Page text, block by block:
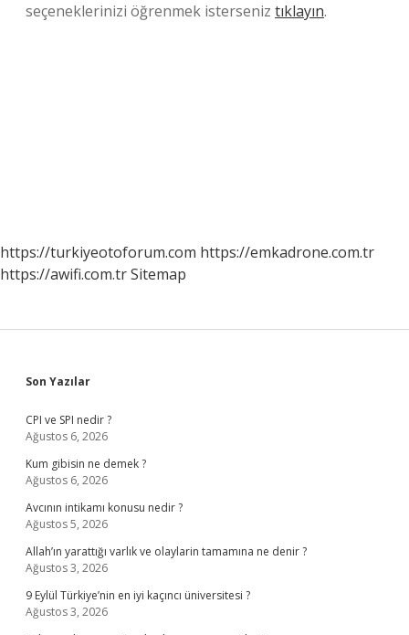
seçeneklerinizi öğrenmek isterseniz tıklayın.
https://turkiyeotoforum.com https://emkadrone.com.tr
https://awifi.com.trSitemap
Sidebar
Son Yazılar
CPI ve SPI nedir ?
Ağustos 6, 2026
Kum gibisin ne demek ?
Ağustos 6, 2026
Avcının intikamı konusu nedir ?
Ağustos 5, 2026
Allah’ın yarattığı varlık ve olaylarin tamamına ne denir ?
Ağustos 3, 2026
9 Eylül Türkiye’nin en iyi kaçıncı üniversitesi ?
Ağustos 3, 2026